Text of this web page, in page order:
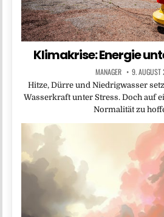
Klimakrise: Energie
MANAGER 9.
Hitze, Dürre und Niedrigwasser
Wasserkraft unter Stress. Doch auf
Normalität zu